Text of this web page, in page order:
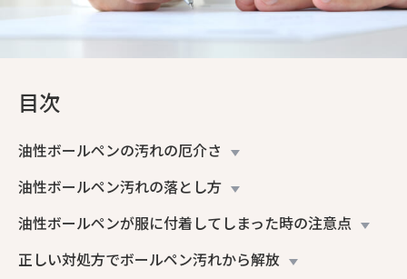
目次
油性ボールペンの汚れの厄介さ
油性ボールペン汚れの落とし方
油性ボールペンが服に付着してしまった時の注意点
正しい対処方でボールペン汚れから解放